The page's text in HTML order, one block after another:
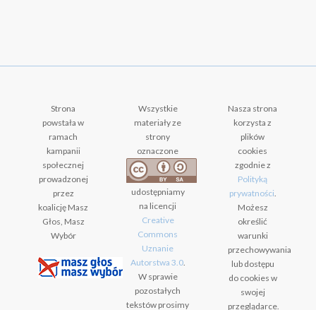
Strona
powstała w
ramach
kampanii
społecznej
prowadzonej
przez
koalicję Masz
Głos, Masz
Wybór
Wszystkie
materiały ze
strony
oznaczone
udostępniamy
na licencji
Creative
Commons
Uznanie
Autorstwa 3.0.
W sprawie
pozostałych
tekstów prosimy
Nasza strona
korzysta z
plików
cookies
zgodnie z
Polityką
prywatności.
Możesz
określić
warunki
przechowywania
lub dostępu
do cookies w
swojej
przeglądarce.